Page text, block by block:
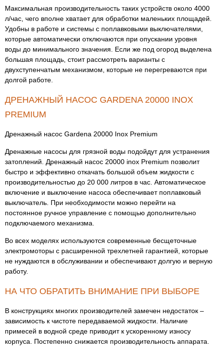
Максимальная производительность таких устройств около 4000
л/час, чего вполне хватает для обработки маленьких площадей.
Удобны в работе и системы с поплавковыми выключателями,
которые автоматически отключаются при опускании уровня
воды до минимального значения. Если же под огород выделена
большая площадь, стоит рассмотреть варианты с
двухступенчатым механизмом, которые не перегреваются при
долгой работе.
ДРЕНАЖНЫЙ НАСОС GARDENA 20000 INOX
PREMIUM
Дренажный насос Gardena 20000 Inox Premium
Дренажные насосы для грязной воды подойдут для устранения
затоплений. Дренажный насос 20000 inox Premium позволит
быстро и эффективно откачать большой объем жидкости с
производительностью до 20 000 литров в час. Автоматическое
включение и выключение насоса обеспечивает поплавковый
выключатель. При необходимости можно перейти на
постоянное ручное управление с помощью дополнительно
подключаемого механизма.
Во всех моделях используются современные бесщеточные
электромоторы с расширенной трехлетней гарантией, которые
не нуждаются в обслуживании и обеспечивают долгую и верную
работу.
НА ЧТО ОБРАТИТЬ ВНИМАНИЕ ПРИ ВЫБОРЕ
В конструкциях многих производителей замечен недостаток –
зависимость к чистоте передаваемой жидкости. Наличие
примесей в водной среде приводит к ускоренному износу
корпуса. Постепенно снижается производительность аппарата.